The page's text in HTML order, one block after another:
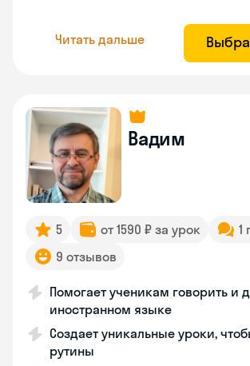
Читать дальше
Вадим
5 от 1590 ₽ за урок
1
9 отзывов
Помогает ученикам говорить и
иностранном языке
Создает уникальные уроки,
рутины